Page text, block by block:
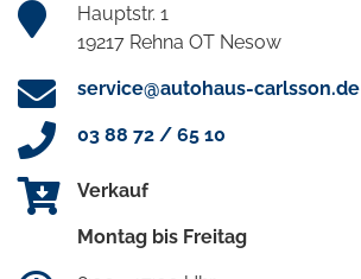
Hauptstr. 1
19217 Rehna OT Nesow
service@autohaus-carlsson.de
03 88 72 / 65 10
Verkauf
Montag bis Freitag